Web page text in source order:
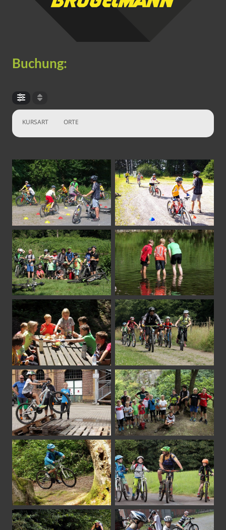
Buchung:
KURSART ORTE